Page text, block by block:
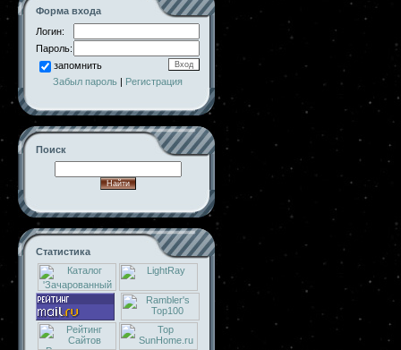
Форма входа
Логин:
Пароль:
запомнить
Забыл пароль | Регистрация
Поиск
Статистика